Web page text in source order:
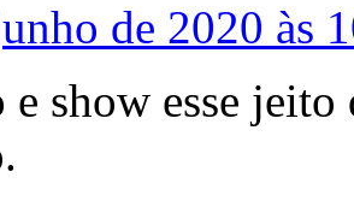
de 2020 às
show esse jeito